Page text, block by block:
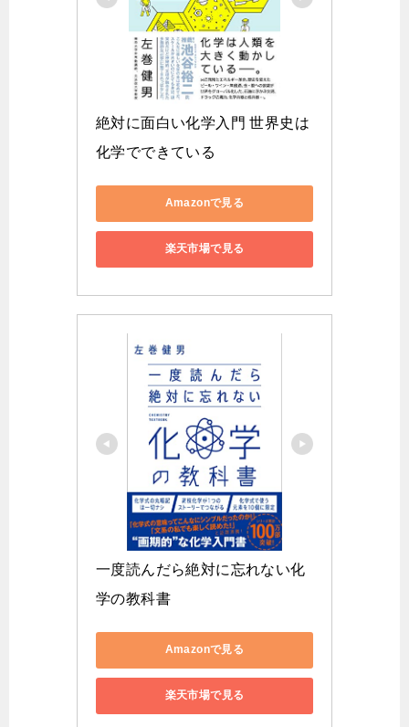
絶対に面白い化学入門 世界史は
化学でできている
Amazonで見る
楽天市場で見る
一度読んだら絶対に忘れない化
学の教科書
Amazonで見る
楽天市場で見る